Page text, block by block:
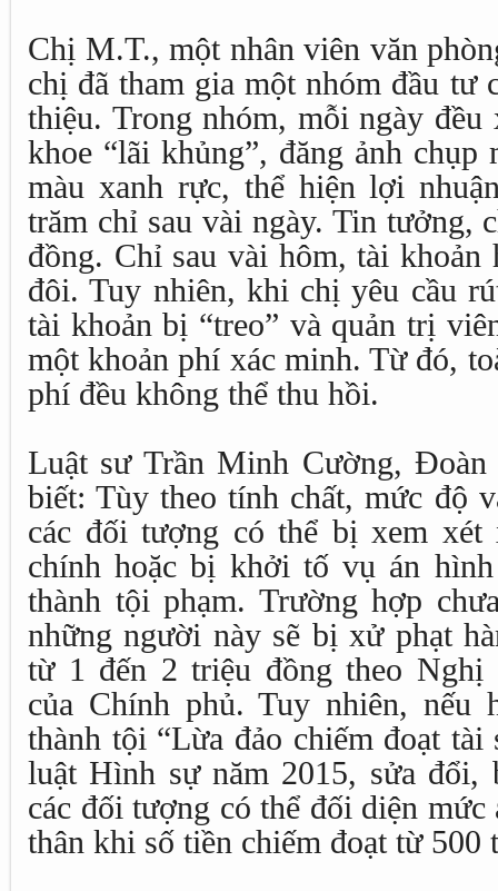
Chị M.T., một nhân viên văn
chị đã tham gia một nhóm đầu tư
thiệu. Trong nhóm, mỗi ngày đều
khoe “lãi khủng”, đăng ảnh
màu xanh rực, thể hiện lợi
trăm chỉ sau vài ngày. Tin tưởng,
đồng. Chỉ sau vài hôm, tài khoản
đôi. Tuy nhiên, khi chị yêu cầu
tài khoản bị “treo” và quản trị
một khoản phí xác minh. Từ đó,
phí đều không thể thu hồi.
Luật sư Trần Minh Cường,
biết: Tùy theo tính chất, mức độ
các đối tượng có thể bị xem xét
chính hoặc bị khởi tố vụ án
thành tội phạm. Trường hợp
những người này sẽ bị xử phạt
từ 1 đến 2 triệu đồng theo Nghị
của Chính phủ. Tuy nhiên, nếu
thành tội “Lừa đảo chiếm đoạt
luật Hình sự năm 2015, sửa đổi,
các đối tượng có thể đối diện mức
thân khi số tiền chiếm đoạt từ 500